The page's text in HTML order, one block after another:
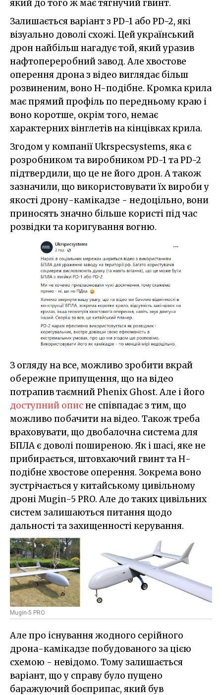
який до того ж має тягнучий гвинт.
Залишається варіант з PD-1 або PD-2, які
візуально доволі схожі. Цей український
дрон найбільш нагадує той, який уразив
нафтопереробний завод. Але хвостове
оперення дрона з відео виглядає більш
розвиненим, воно H-подібне. Кромка крила
має прямий профіль по передньому краю і
воно коротше, окрім того, немає
характерних вінглетів на кінцівках крила.
Згодом у компанії Ukrspecsystems, яка є
розробником та виробником PD-1 та PD-2
підтвердили, що це не його дрон. А також
зазначили, що використовувати їх вироби у
якості дрону-камікадзе - недоцільно, вони
приносять значно більше користі під час
розвідки та коригування вогню.
З огляду на все, можливо зробити вкрай
обережне припущення, що на відео
потрапив таємний Phenix Ghost. Але і його
доступний описне співпадає з тим, що
можливо побачити на відео. Також треба
враховувати, що двобалочна система для
БПЛА є доволі поширеною. Як і шасі, яке не
прибирається, штовхаючий гвинт та Н-
подібне хвостове оперення. Зокрема воно
зустрічається у китайському цивільному
дроні Mugin-5 PRO. Але до таких цивільних
систем залишаються питання щодо
дальності та захищенності керування.
Mugin-5 PRO
Але про існування жодного серійного
дрона-камікадзе побудованого за цією
схемою - невідомо. Тому залишається
варіант, що у справу було пущено
баражуючий боєприпас, який був